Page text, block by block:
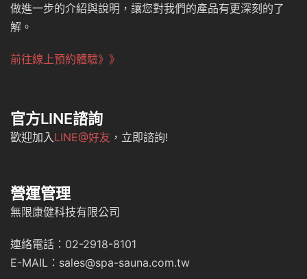
做進一步的介紹與說明，讓您對我們的產品有更深刻的了
解。
前往線上預約體驗》》
官方LINE諮詢
歡迎加入 LINE@好友 ，立即諮詢!
營運管理
無限康健科技有限公司
連絡電話：02-2918-8101
E-MAIL：sales@spa-sauna.com.tw